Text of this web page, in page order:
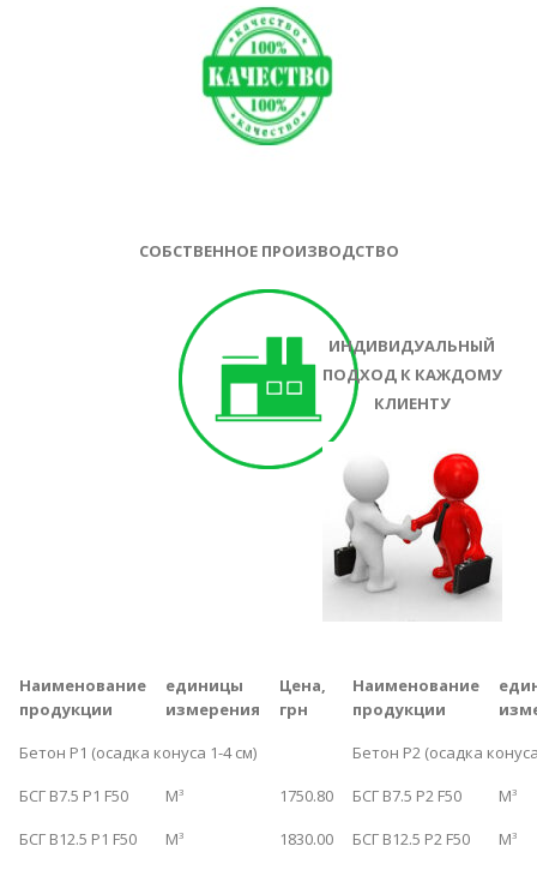
СОБСТВЕННОЕ ПРОИЗВОДСТВО
ИНДИВИДУАЛЬНЫЙ
ПОДХОД К КАЖДОМУ
КЛИЕНТУ
Наименование
продукции
единицы
измерения
Цена,
грн
Наименование
продукции
Бетон Р1 (осадка конуса 1-4 см)
Бетон Р2 (осадка
БСГ B7.5 P1 F50
М3 1750.80 БСГ B7.5 P2 F50 М3
БСГ B12.5 P1 F50 М3 1830.00 БСГ B12.5 P2 F50 М3